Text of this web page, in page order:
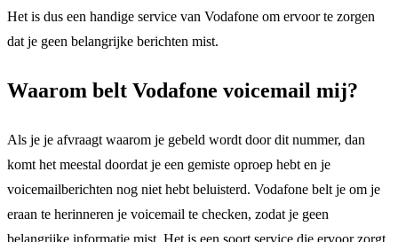
Het is dus een handige service van Vodafone om ervoor te zorgen
dat je geen belangrijke berichten mist.
Waarom belt Vodafone voicemail mij?
Als je je afvraagt waarom je gebeld wordt door dit nummer, dan
komt het meestal doordat je een gemiste oproep hebt en je
voicemailberichten nog niet hebt beluisterd. Vodafone belt je om je
eraan te herinneren je voicemail te checken, zodat je geen
belangrijke informatie mist. Het is een soort service die ervoor zorgt